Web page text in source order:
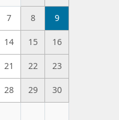
7 8 9
14 15 16
21 22 23
28 29 30